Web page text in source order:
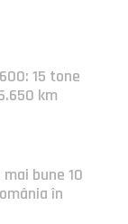
15 tone
km
bune 10
în